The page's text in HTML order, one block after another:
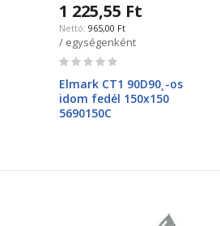
1 225,55 Ft
965,00 Ft
/ egységenként
Rating:
Elmark CT1 90D90˛-os
idom fedél 150x150
5690150C